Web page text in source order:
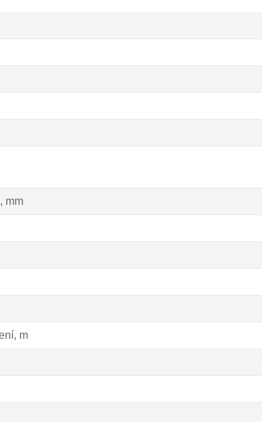
mm
m